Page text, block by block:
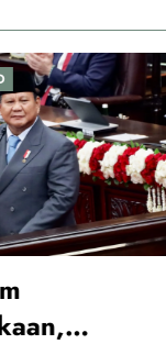
UNCATEGORIZED
Ekonomi